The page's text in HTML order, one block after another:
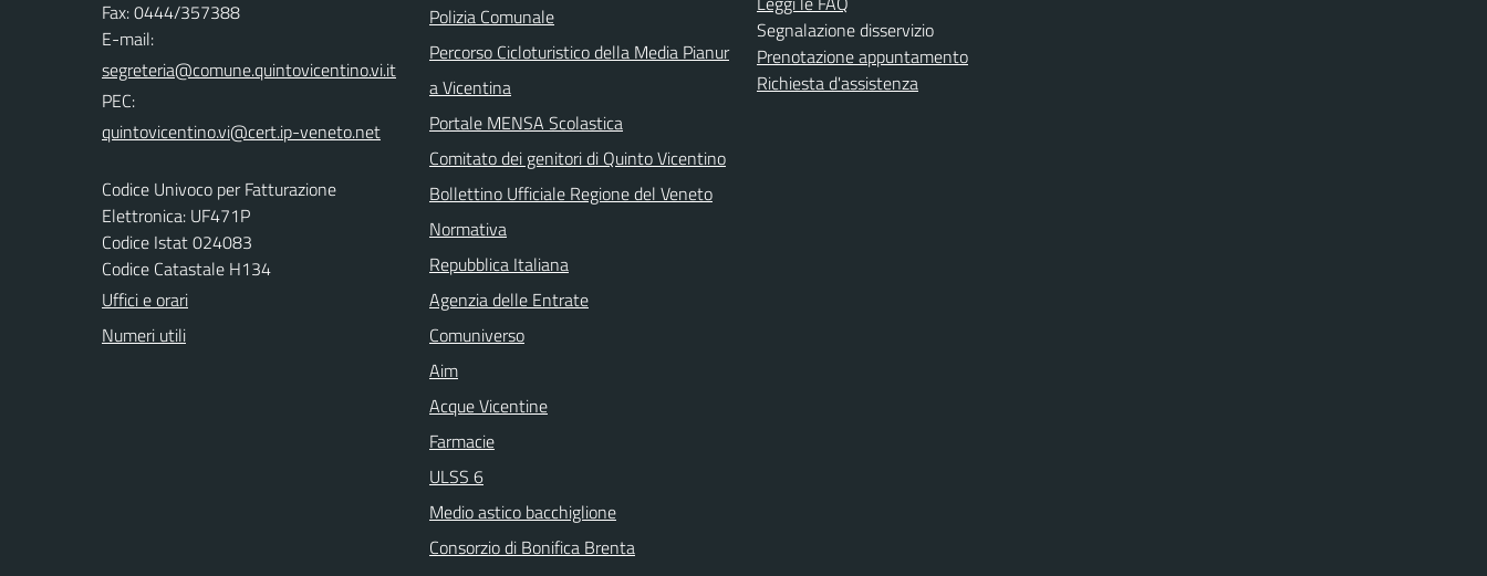
Fax: 0444/357388
E-mail:
PEC:
Codice Univoco per Fatturazione
Elettronica: UF471P
Codice Istat 024083
Codice Catastale H134
Uffici e orari
Numeri utili
Polizia Comunale
Percorso Cicloturistico della Media Pianur
a Vicentina
Portale MENSA Scolastica
Comitato dei genitori di Quinto Vicentino
Bollettino Ufficiale Regione del Veneto
Normativa
Repubblica Italiana
Agenzia delle Entrate
Comuniverso
Aim
Acque Vicentine
Farmacie
ULSS 6
Medio astico bacchiglione
Consorzio di Bonifica Brenta
Segnalazione disservizio
Prenotazione appuntamento
Richiesta d'assistenza